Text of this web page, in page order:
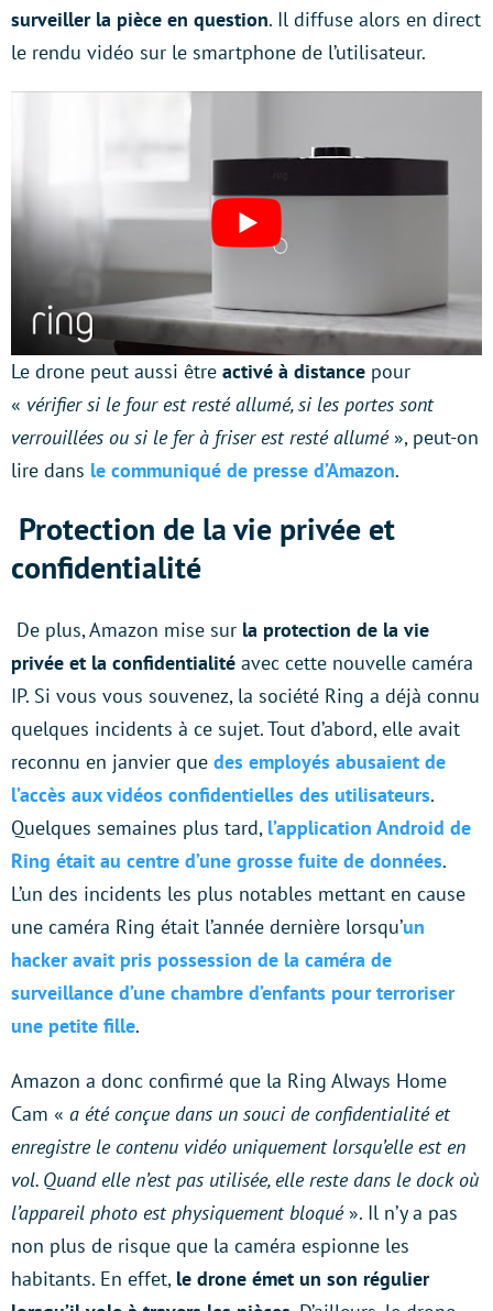
surveiller la pièce en question. Il diffuse alors en direct
le rendu vidéo sur le smartphone de l’utilisateur.
Le drone peut aussi être activé à distance pour
« vérifier si le four est resté allumé, si les portes sont
verrouillées ou si le fer à friser est resté allumé», peut-on
lire dans le communiqué de presse d’Amazon.
Protection de la vie privée et
confidentialité
De plus, Amazon mise sur la protection de la vie
privée et la confidentialité avec cette nouvelle caméra
IP. Si vous vous souvenez, la société Ring a déjà connu
quelques incidents à ce sujet. Tout d’abord, elle avait
reconnu en janvier que des employés abusaient de
l’accès aux vidéos confidentielles des utilisateurs.
Quelques semaines plus tard, l’application Android de
Ring était au centre d’une grosse fuite de données.
L’un des incidents les plus notables mettant en cause
une caméra Ring était l’année dernière lorsqu’un
hacker avait pris possession de la caméra de
surveillance d’une chambre d’enfants pour terroriser
une petite fille.
Amazon a donc confirmé que la Ring Always Home
Cam « a été conçue dans un souci de confidentialité et
enregistre le contenu vidéo uniquement lorsqu’elle est en
vol. Quand elle n’est pas utilisée, elle reste dans le dock où
l’appareil photo est physiquement bloqué ». Il n’y a pas
non plus de risque que la caméra espionne les
habitants. En effet, le drone émet un son régulier